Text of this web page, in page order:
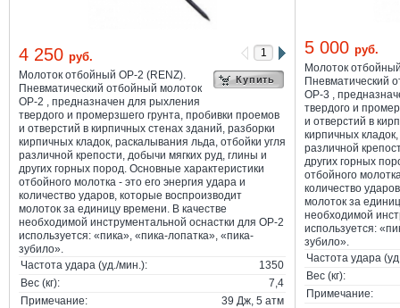
4 250 руб.
Купить
Молоток отбойный ОР-2 (RENZ).
Пневматический отбойный молоток
ОР-2 , предназначен для рыхления
твердого и промерзшего грунта, пробивки проемов
и отверстий в кирпичных стенах зданий, разборки
кирпичных кладок, раскалывания льда, отбойки угля
различной крепости, добычи мягких руд, глины и
других горных пород. Основные характеристики
отбойного молотка - это его энергия удара и
количество ударов, которые воспроизводит
молоток за единицу времени. В качестве
необходимой инструментальной оснастки для ОР-2
используется: «пика», «пика-лопатка», «пика-
зубило».
Частота удара (уд./мин.):
1350
Вес (кг):
7,4
Примечание:
39 Дж, 5 атм
5 000 руб.
Молоток
Пневматический
ОР-3 ,
твердого и
и отверстий в
кирпичных
различной
других горных
отбойного
количество
молоток за
необходимой
используется:
зубило».
Частота удара
Вес (кг):
Примечание: